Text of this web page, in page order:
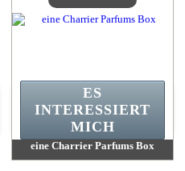
eine Charrier Parfums Box
ES
INTERESSIERT
MICH